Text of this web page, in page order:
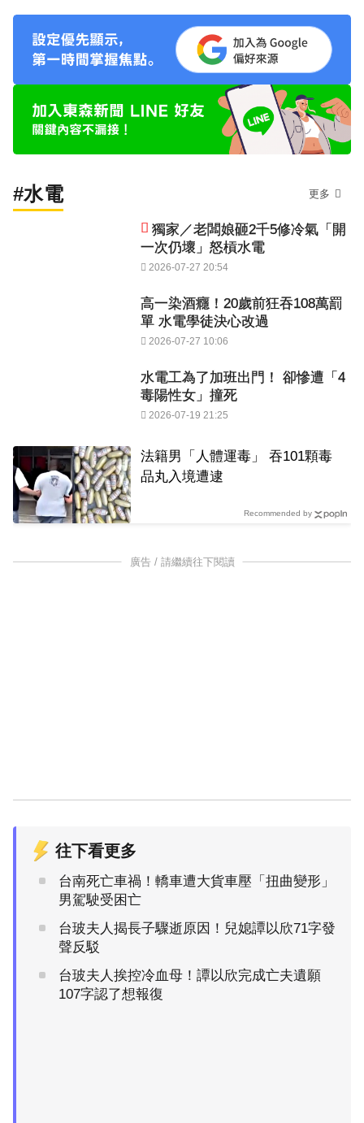
#水電 更多
獨家／老闆娘砸2千5修冷氣「開
一次仍壞」怒槓水電
2026-07-27 20:54
高一染酒癮！20歲前狂吞108萬罰
單 水電學徒決心改過
2026-07-27 10:06
水電工為了加班出門！ 卻慘遭「4
毒陽性女」撞死
2026-07-19 21:25
法籍男「人體運毒」 吞101顆毒
品丸入境遭逮
Recommended by
廣告 / 請繼續往下閱讀
往下看更多
台南死亡車禍！轎車遭大貨車壓「扭曲變形」
男駕駛受困亡
台玻夫人揭長子驟逝原因！兒媳譚以欣71字發
聲反駁
台玻夫人挨控冷血母！譚以欣完成亡夫遺願
107字認了想報復